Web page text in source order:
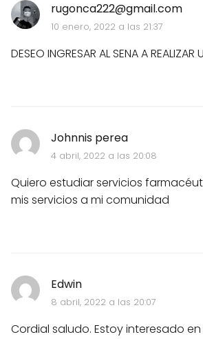
rugonca222@gmail.com
10 enero, 2022 a las 21:37
DESEO INGRESAR AL SENA A REALIZAR
Johnnis perea
4 abril, 2022 a las 20:08
Quiero estudiar servicios
mis servicios a mi comunidad
Edwin
8 abril, 2022 a las 20:07
Cordial saludo. Estoy interesado